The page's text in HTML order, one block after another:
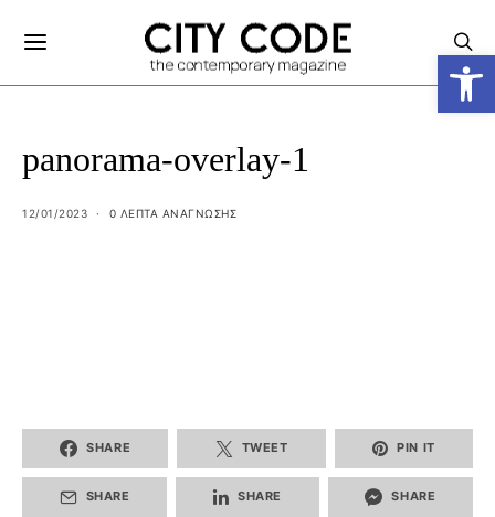
panorama-overlay-1
12/01/2023 0 ΛΕΠΤΑ ΑΝΆΓΝΩΣΗΣ
SHARE TWEET PIN IT
SHARE SHARE SHARE